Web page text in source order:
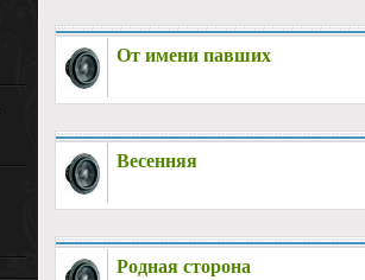
От имени павших
Весенняя
Родная сторона